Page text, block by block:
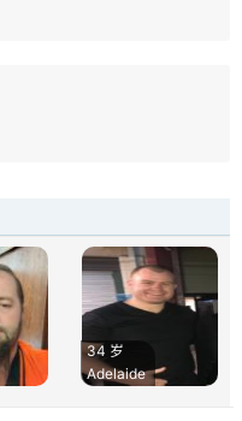
34 岁
Adelaide